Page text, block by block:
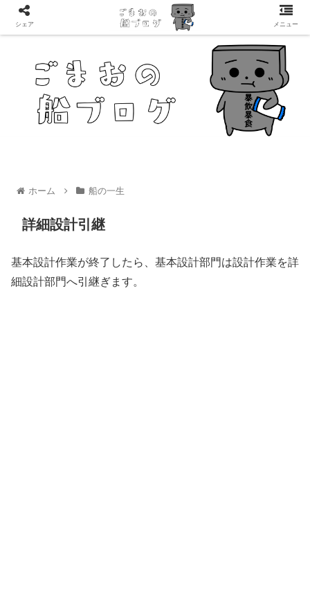
ホーム 船の一生
詳細設計引継
基本設計作業が終了したら、基本設計部門は設計作業を詳
細設計部門へ引継ぎます。
シェア メニュー